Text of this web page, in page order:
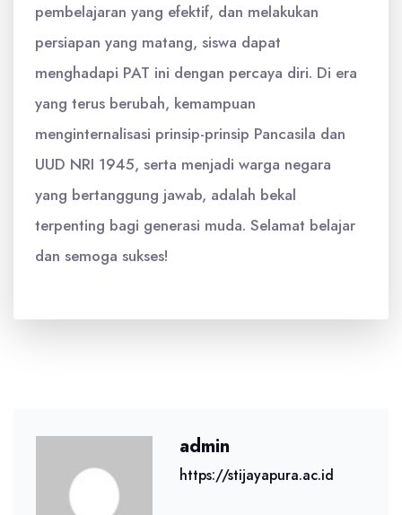
pembelajaran yang efektif, dan melakukan
persiapan yang matang, siswa dapat
menghadapi PAT ini dengan percaya diri. Di era
yang terus berubah, kemampuan
menginternalisasi prinsip-prinsip Pancasila dan
UUD NRI 1945, serta menjadi warga negara
yang bertanggung jawab, adalah bekal
terpenting bagi generasi muda. Selamat belajar
dan semoga sukses!
admin
https://stijayapura.ac.id